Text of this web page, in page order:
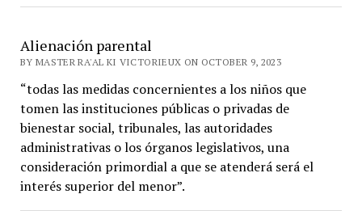
Alienación parental
BY MASTER RA'AL KI VICTORIEUX ON OCTOBER 9, 2023
“todas las medidas concernientes a los niños que
tomen las instituciones públicas o privadas de
bienestar social, tribunales, las autoridades
administrativas o los órganos legislativos, una
consideración primordial a que se atenderá será el
interés superior del menor”.